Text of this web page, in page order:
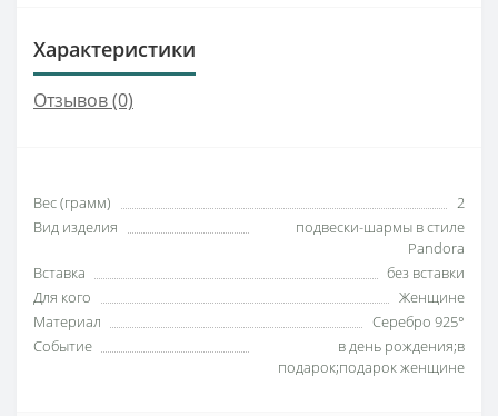
Характеристики
Отзывов (0)
Вес (грамм)
2
Вид изделия
подвески-шармы в стиле
Pandora
Вставка
без вставки
Для кого
Женщине
Материал
Серебро 925°
Событие
в день рождения;в
подарок;подарок женщине